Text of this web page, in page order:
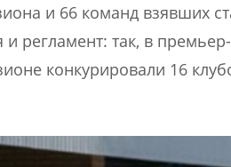
и 66 команд взявших
так, в премьер-
конкурировали 16